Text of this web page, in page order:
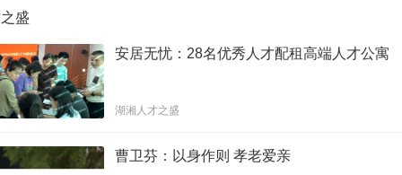
盛
安居无忧：28名优秀人才配租高端人才公寓
湖湘人才之盛
曹卫芬：以身作则 孝老爱亲